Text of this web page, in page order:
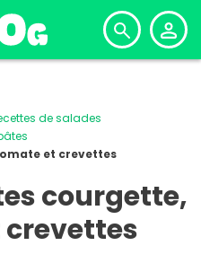
de salades
et crevettes
courgette,